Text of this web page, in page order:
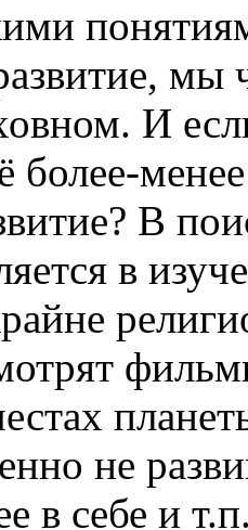
И
более-
В
в
не
в себе и